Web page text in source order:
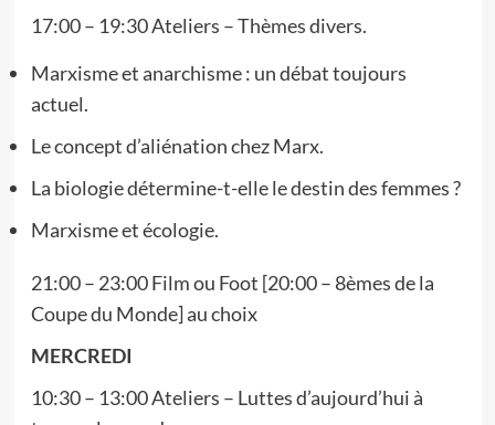
17:00 – 19:30 Ateliers – Thèmes divers.
Marxisme et anarchisme : un débat toujours
actuel.
Le concept d’aliénation chez Marx.
La biologie détermine-t-elle le destin des femmes ?
Marxisme et écologie.
21:00 – 23:00 Film ou Foot [20:00 – 8èmes de la
Coupe du Monde] au choix
MERCREDI
10:30 – 13:00 Ateliers – Luttes d’aujourd’hui à